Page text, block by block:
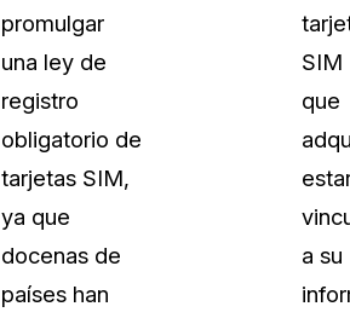
Trabaja con nosotros
Únase a nuestro equipo y
construir el futuro de la redacción
Póngase en contacto con nuestro
promulgar
una ley de
registro
obligatorio de
tarjetas SIM,
ya que
docenas de
países han
SIM
que
a su